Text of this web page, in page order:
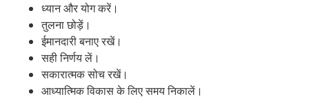
ध्यान और योग करें।
तुलना छोड़ें।
ईमानदारी बनाए रखें।
सही निर्णय लें।
सकारात्मक सोच रखें।
आध्यात्मिक विकास के लिए समय निकालें।